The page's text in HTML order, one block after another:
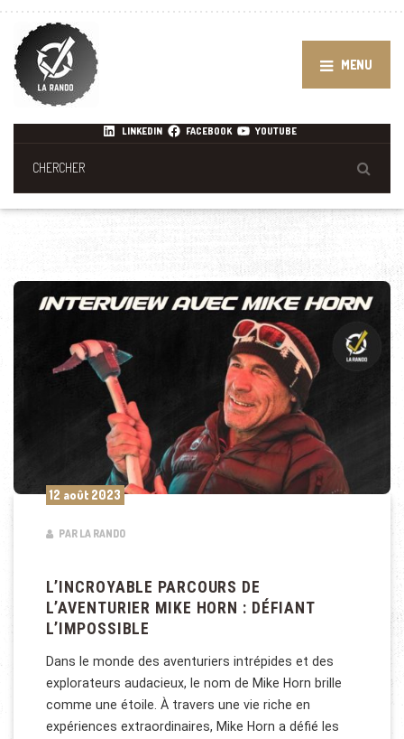
MENU
LINKEDIN FACEBOOK YOUTUBE
12 août 2023
PAR LA RANDO
L’INCROYABLE PARCOURS DE
L’AVENTURIER MIKE HORN : DÉFIANT
L’IMPOSSIBLE
Dans le monde des aventuriers intrépides et des
explorateurs audacieux, le nom de Mike Horn brille
comme une étoile. À travers une vie riche en
expériences extraordinaires, Mike Horn a défié les